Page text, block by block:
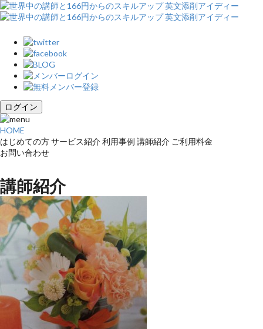
ログイン
HOME
はじめての方サービス紹介 利用事例 講師紹介 ご利用料金
お問い合わせ
講師紹介